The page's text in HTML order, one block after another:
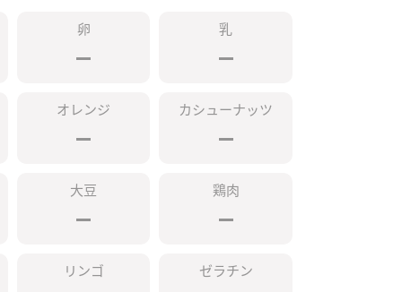
卵 乳
オレンジ カシューナッツ
大豆 鶏肉
リンゴ ゼラチン